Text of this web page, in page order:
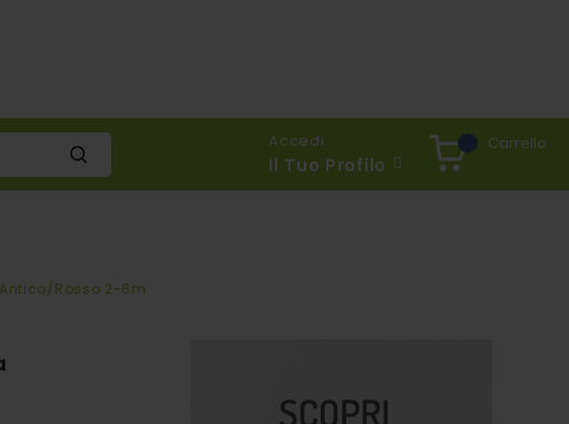
Carrello
Accedi
Il Tuo Profilo
Rosso 2-6m